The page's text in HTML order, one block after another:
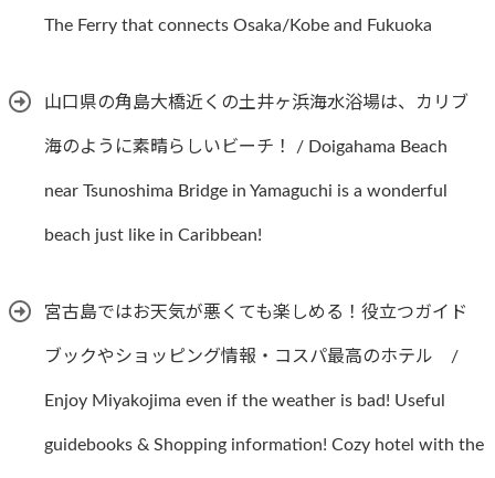
The Ferry that connects Osaka/Kobe and Fukuoka
山口県の角島大橋近くの土井ヶ浜海水浴場は、カリブ
海のように素晴らしいビーチ！ / Doigahama Beach
near Tsunoshima Bridge in Yamaguchi is a wonderful
beach just like in Caribbean!
宮古島ではお天気が悪くても楽しめる！役立つガイド
ブックやショッピング情報・コスパ最高のホテル /
Enjoy Miyakojima even if the weather is bad! Useful
guidebooks & Shopping information! Cozy hotel with the